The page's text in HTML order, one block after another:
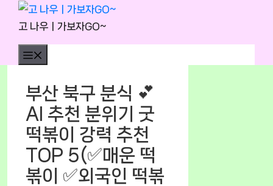
Skip
content
고 나우ㅣ가보자GO~
부산 북구 분식 💕
AI 추천 분위기 굿
떡볶이 강력 추천
TOP 5(✅매운 떡
볶이 ✅외국인 떡볶